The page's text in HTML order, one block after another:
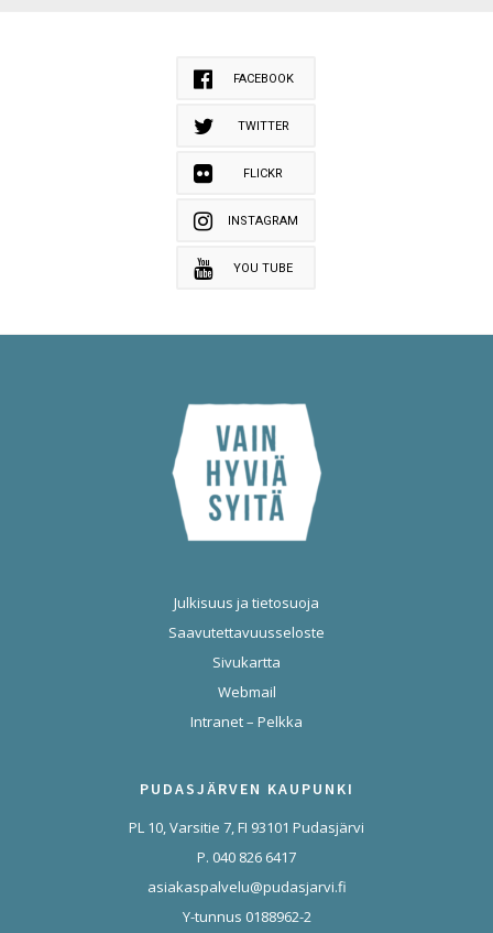
FACEBOOK
TWITTER
FLICKR
INSTAGRAM
YOU TUBE
Julkisuus ja tietosuoja
Saavutettavuusseloste
Sivukartta
Webmail
Intranet – Pelkka
PUDASJÄRVEN KAUPUNKI
PL 10, Varsitie 7, FI 93101 Pudasjärvi
P. 040 826 6417
asiakaspalvelu@pudasjarvi.fi
Y-tunnus 0188962-2